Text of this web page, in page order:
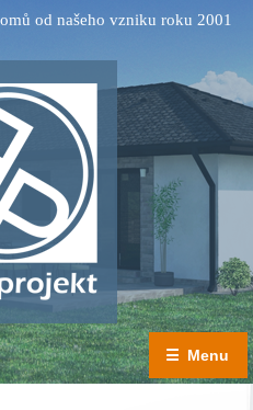
od našeho vzniku roku 2001
☰ Menu